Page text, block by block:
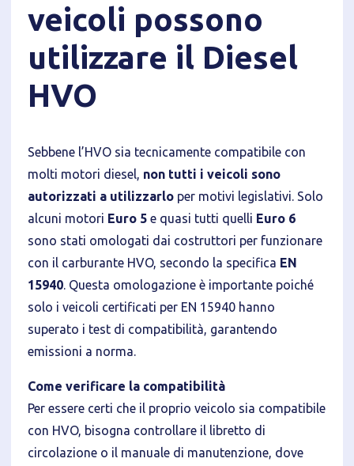
veicoli possono
utilizzare il Diesel
HVO
Sebbene l’HVO sia tecnicamente compatibile con
molti motori diesel, non tutti i veicoli sono
autorizzati a utilizzarlo per motivi legislativi. Solo
alcuni motori Euro 5 e quasi tutti quelli Euro 6
sono stati omologati dai costruttori per funzionare
con il carburante HVO, secondo la specifica EN
15940. Questa omologazione è importante poiché
solo i veicoli certificati per EN 15940 hanno
superato i test di compatibilità, garantendo
emissioni a norma.
Come verificare la compatibilità
Per essere certi che il proprio veicolo sia compatibile
con HVO, bisogna controllare il libretto di
circolazione o il manuale di manutenzione, dove